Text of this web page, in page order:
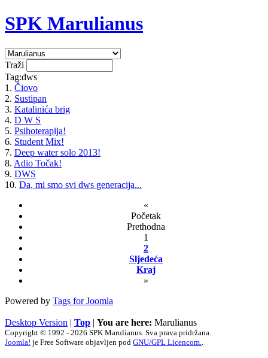
SPK Marulianus
Traži
Tag:dws
1. Čiovo
2. Sustipan
3. Katalinića brig
4. D W S
5. Psihoterapija!
6. Student Mix!
7. Deep water solo 2013!
8. Adio Točak!
9. DWS
10. Da, mi smo svi dws generacija...
«
Početak
Prethodna
1
2
Sljedeća
Kraj
»
Powered by Tags for Joomla
Desktop Version | Top | You are here: Marulianus
Copyright © 1992 - 2026 SPK Marulianus. Sva prava pridržana.
Joomla! je Free Software objavljen pod GNU/GPL Licencom.